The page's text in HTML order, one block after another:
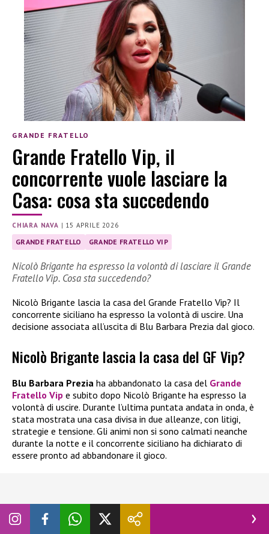
GRANDE FRATELLO
Grande Fratello Vip, il
concorrente vuole lasciare la
Casa: cosa sta succedendo
CHIARA NAVA | 15 APRILE 2026
GRANDE FRATELLO GRANDE FRATELLO VIP
Nicolò Brigante ha espresso la volontà di lasciare il Grande
Fratello Vip. Cosa sta succedendo?
Nicolò Brigante lascia la casa del Grande Fratello Vip? Il
concorrente siciliano ha espresso la volontà di uscire. Una
decisione associata all’uscita di Blu Barbara Prezia dal gioco.
Nicolò Brigante lascia la casa del GF Vip?
Blu Barbara Prezia ha abbandonato la casa del Grande
Fratello Vip e subito dopo Nicolò Brigante ha espresso la
volontà di uscire. Durante l’ultima puntata andata in onda, è
stata mostrata una casa divisa in due alleanze, con litigi,
strategie e tensione. Gli animi non si sono calmati neanche
durante la notte e il concorrente siciliano ha dichiarato di
essere pronto ad abbandonare il gioco.